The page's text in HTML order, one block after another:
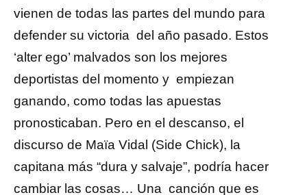
vienen de todas las partes del mundo para
defender su victoria del año pasado. Estos
‘alter ego’ malvados son los mejores
deportistas del momento y empiezan
ganando, como todas las apuestas
pronosticaban. Pero en el descanso, el
discurso de Maïa Vidal (Side Chick), la
capitana más “dura y salvaje”, podría hacer
cambiar las cosas… Una canción que es